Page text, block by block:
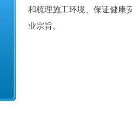
和梳理施工环境、保证健康
业宗旨。